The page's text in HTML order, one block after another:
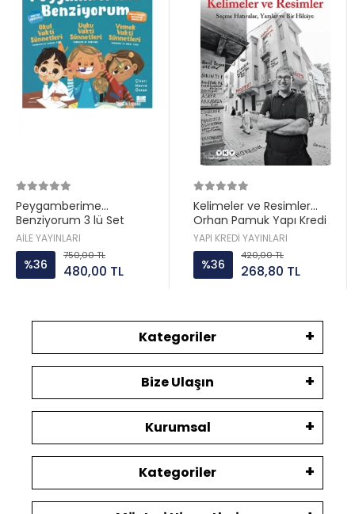
Peygamberime
Benziyorum 3 lü Set
Hatice Kübra Tongar Aile
Yayın
AİLE YAYINLARI
%36
750,00 TL
480,00 TL
Kelimeler ve Resimler
Orhan Pamuk Yapı Kredi
YAPI KREDİ YAYINLARI
%36
420,00 TL
268,80 TL
Kategoriler
Bize Ulaşın
Kurumsal
Kategoriler